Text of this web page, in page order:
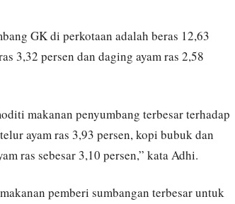
GK di perkotaan adalah beras 12,63
3,32 persen dan daging ayam ras 2,58
makanan penyumbang terbesar terhadap
ayam ras 3,93 persen, kopi bubuk dan
ras sebesar 3,10 persen,” kata Adhi.
pemberi sumbangan terbesar untuk